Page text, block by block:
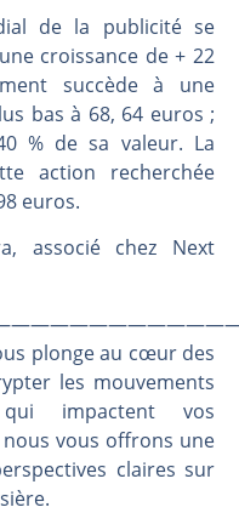
Pourquoi le monde entier vacille en même temps cette semaine ? | par Louis-Antoine Michelet
STMICROELECTRONICS : Correction probable | Denis Desclos – Market Movers
de la publicité se
croissance de + 22
succède à une
bas à 68, 64 euros ;
% de sa valeur. La
action recherchée
euros.
associé chez Next
plonge au cœur des
les mouvements
impactent vos
vous offrons une
claires sur